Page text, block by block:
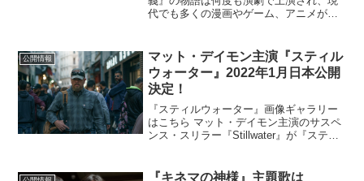
代でも多くの漫画やゲーム、アニメが作
（金）より公開中だ。中国文学の研究者
である関西大学...
公開情報
マット・デイモン主演『スティル
ウォーター』2022年1月日本公開
決定！
『スティルウォーター』画像ギャラリー
はこちら マット・デイモン主演のサスペ
ンス・スリラー『Stillwater』が『スティ
は、第88 回アカデミー賞®作品賞受賞
『キネマの神様』主題歌は